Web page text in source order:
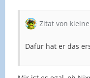
Zitat von
Dafür hat er das